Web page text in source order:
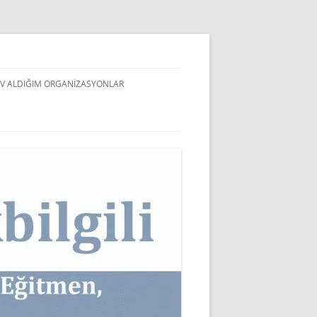
ALDIĞIM ORGANIZASYONLAR